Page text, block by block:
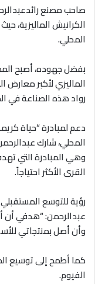
صاحب مصنع
الكرانيش الماليزية،
المحلي.
بفضل جهوده، أصبح
الماليزي لأكبر معارض
رواد هذه الصناعة في
دعم لمبادرة “حياة
المحلي، شارك
وهي المبادرة التي
القرى الأكثر احتياجاً.
رؤية للتوسع
عبدالرحمن: “هدفي أن
وأن أصل بمنتجاتي
كما أطمح إلى توسيع
الفيوم.